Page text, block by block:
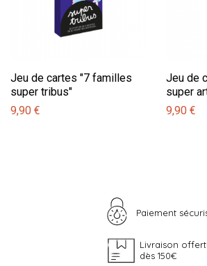
Jeu de cartes "7 familles
super tribus"
9,90 €
Jeu de
super
9,90 €
Paiement
Livraison
dès 150€